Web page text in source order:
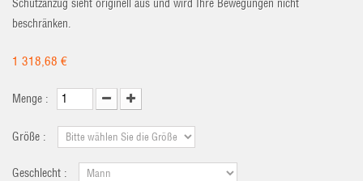
Schutzanzug sieht originell aus und wird Ihre Bewegungen nicht
beschränken.
1 318,68 €
Menge :
Größe :
Geschlecht :